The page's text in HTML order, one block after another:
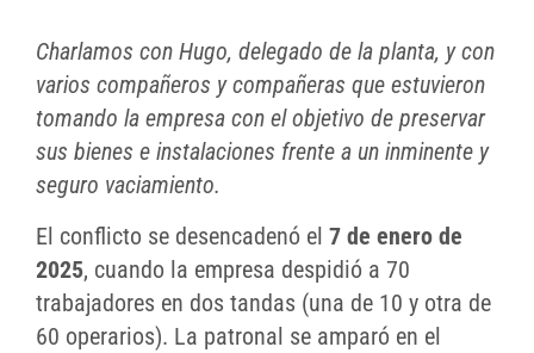
Charlamos con Hugo, delegado de la planta, y con
varios compañeros y compañeras que estuvieron
tomando la empresa con el objetivo de preservar
sus bienes e instalaciones frente a un inminente y
seguro vaciamiento.
El conflicto se desencadenó el 7 de enero de
2025, cuando la empresa despidió a 70
trabajadores en dos tandas (una de 10 y otra de
60 operarios). La patronal se amparó en el